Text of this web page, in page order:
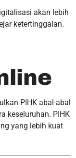
akan lebih
ketertinggalan.
PIHK abal-abal
keseluruhan. PIHK
yang lebih kuat